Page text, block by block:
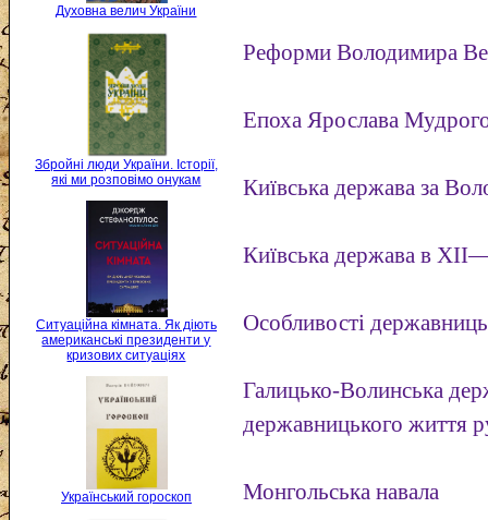
Духовна велич України
Збройні люди України. Історії,
які ми розповімо онукам
Ситуаційна кімната. Як діють
американські президенти у
кризових ситуаціях
Український гороскоп
Реформи Володимира
Епоха Ярослава
Київська держава за
Київська держава в
Особливості
Галицько-Волинська
державницького життя
Монгольська навала